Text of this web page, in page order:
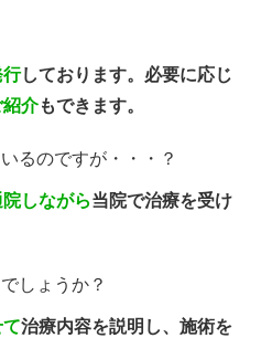
行しております。必要に応じ
紹介もできます。
るのですが・・・？
しながら当院で治療を受け
しょうか？
て治療内容を説明し、施術を